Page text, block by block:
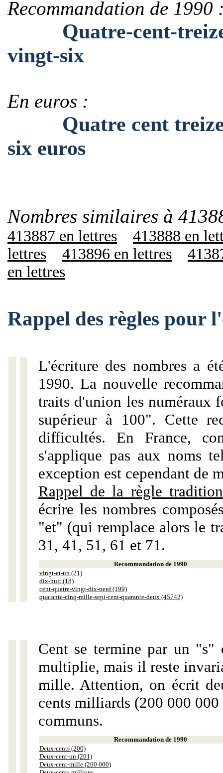
Recommandation de 1990
Quatre-cent-treize-
vingt-six
En euros :
Quatre cent treize
six euros
Nombres similaires à
413887 en lettres
413888 en
lettres
413896 en lettres
en lettres
Rappel des règles pour
L'écriture des nombres a
1990. La nouvelle
traits d'union les numéraux
supérieur à 100". Cette
difficultés. En France,
s'applique pas aux noms
exception est cependant de
Rappel de la règle
écrire les nombres
"et" (qui remplace alors le
31, 41, 51, 61 et 71.
Recommandation de 1990
vingt-et-un (21)
dix-huit (18)
cent-quatre-vingt-dix-neuf (199)
quarante-cinq-mille-sept-cent-quarante-deux (45742)
Cent se termine par un "s"
multiplie, mais il reste
mille. Attention, on écrit
cents milliards (200 000
communs.
Recommandation de 1990
Deux-cents (200)
Deux-cent-un (201)
Deux-cent-mille (200 000)